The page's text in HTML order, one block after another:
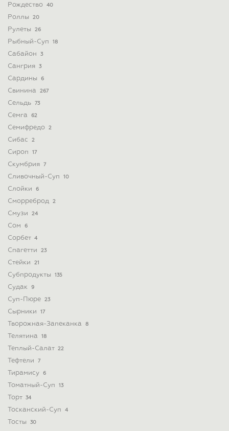
Рождество 40
Роллы 20
Рулеты 26
Рыбный-Суп 18
Сабайон 3
Сангрия 3
Сардины 6
Свинина 267
Сельдь 73
Семга 62
Семифредо 2
Сибас 2
Сироп 17
Скумбрия 7
Сливочный-Суп 10
Слойки 6
Сморреброд 2
Смузи 24
Сом 6
Сорбет 4
Спагетти 23
Стейки 21
Субпродукты 135
Судак 9
Суп-Пюре 23
Сырники 17
Творожная-Запеканка 8
Телятина 18
Теплый-Салат 22
Тефтели 7
Тирамису 6
Томатный-Суп 13
Торт 34
Тосканский-Суп 4
Тосты 30